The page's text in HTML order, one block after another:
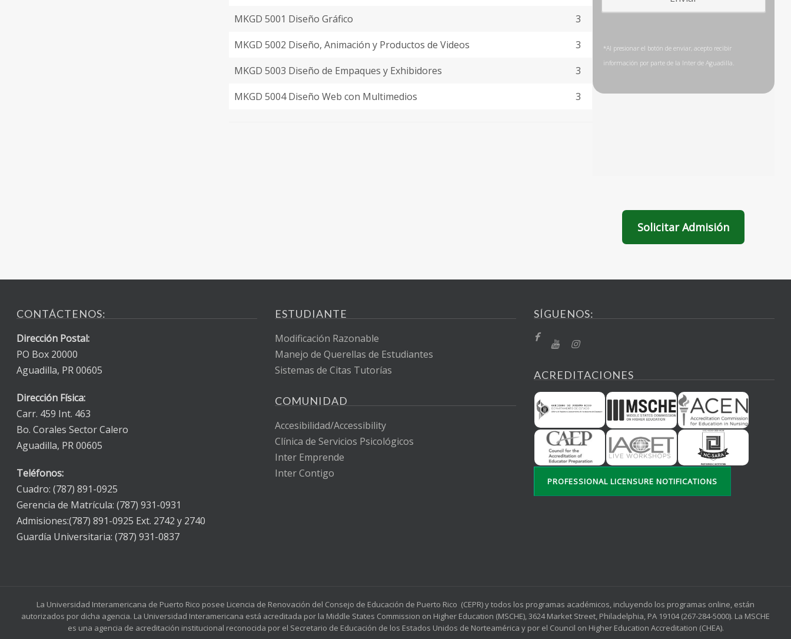
MKGD 5001 Diseño Gráfico
3
MKGD 5002 Diseño, Animación y Productos de Videos
3
MKGD 5003 Diseño de Empaques y Exhibidores
3
MKGD 5004 Diseño Web con Multimedios
3
Solicitar Admisión
CONTÁCTENOS:
Dirección Postal:
PO Box 20000
Aguadilla, PR 00605
Dirección Física:
Carr. 459 Int. 463
Bo. Corales Sector Calero
Aguadilla, PR 00605
Teléfonos:
Cuadro: (787) 891-0925
Gerencia de Matrícula: (787) 931-0931
Admisiones:(787) 891-0925 Ext. 2742 y 2740
Guardía Universitaria: (787) 931-0837
ESTUDIANTE
Modificación Razonable
Manejo de Querellas de Estudiantes
Sistemas de Citas Tutorías
COMUNIDAD
Accesibilidad/Accessibility
Clínica de Servicios Psicológicos
Inter Emprende
Inter Contigo
SÍGUENOS:
ACREDITACIONES
PROFESSIONAL LICENSURE NOTIFICATIONS
La Universidad Interamericana de Puerto Rico posee Licencia de Renovación del Consejo de Educación de Puerto Rico (CEPR) y todos los programas académicos, incluyendo los programas online, están
autorizados por dicha agencia. La Universidad Interamericana está acreditada por la Middle States Commission on Higher Education (MSCHE), 3624 Market Street, Philadelphia, PA 19104 (267-284-5000). La MSCHE
es una agencia de acreditación institucional reconocida por el Secretario de Educación de los Estados Unidos de Norteamérica y por el Council on Higher Education Accreditation (CHEA).